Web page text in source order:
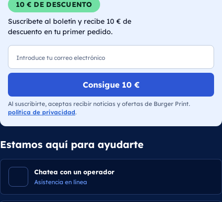
10 € DE DESCUENTO
Suscríbete al boletín y recibe 10 € de
descuento en tu primer pedido.
Consigue 10 €
Al suscribirte, aceptas recibir noticias y ofertas de Burger Print.
política de privacidad.
Estamos aquí para ayudarte
Chatea con un operador
Asistencia en línea